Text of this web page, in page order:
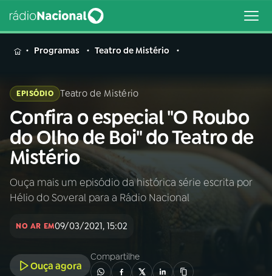
MENU
Buscar
na
Rádio
Nacional
Buscar
AO VIVO
INÍCIO
A RÁDIO
Programas Teatro de Mistério
EPISÓDIO Teatro de Mistério
Confira o especial "O Roubo
do Olho de Boi" do Teatro de
Mistério
Ouça mais um episódio da histórica série escrita por
Hélio do Soveral para a Rádio Nacional
NO AR EM09/03/2021, 15:02
Ouça agora
Compartilhe